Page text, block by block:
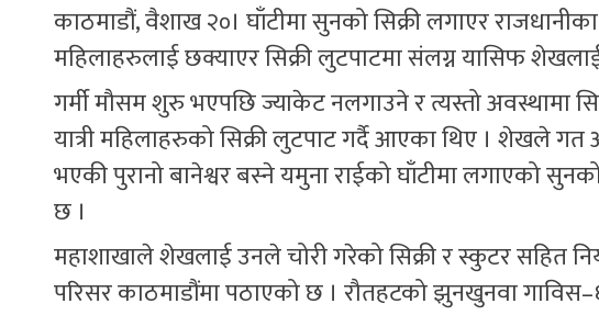
काठमाडौं, वैशाख २०। घाँटीमा सुनको सिक्री लगाएर
महिलाहरुलाई छक्याएर सिक्री लुटपाटमा संलग्न यासिफ
गर्मी मौसम शुरु भएपछि ज्याकेट नलगाउने र त्यस्तो
यात्री महिलाहरुको सिक्री लुटपाट गर्दै आएका थिए । शेखले
भएकी पुरानो बानेश्वर बस्ने यमुना राईको घाँटीमा लगाएको
छ ।
महाशाखाले शेखलाई उनले चोरी गरेको सिक्री र स्कुटर सहित
परिसर काठमाडौंमा पठाएको छ । रौतहटको झुनखुनवा